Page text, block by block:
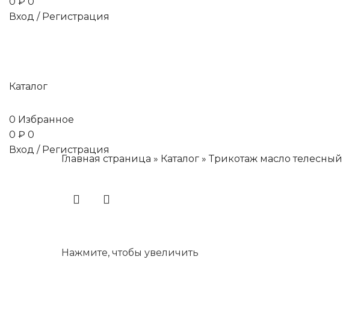
Вход / Регистрация
Каталог
0 Избранное
0 ₽ 0
Вход / Регистрация
Главная страница » Каталог »Трикотаж масло телесный
Нажмите, чтобы увеличить